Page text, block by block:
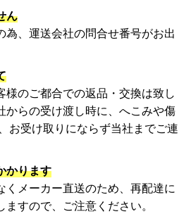
ん
為、運送会社の問合せ番号がお出
様のご都合での返品・交換は致し
からの受け渡し時に、へこみや傷
お受け取りにならず当社までご連
かります
くメーカー直送のため、再配達に
すので、ご注意ください。